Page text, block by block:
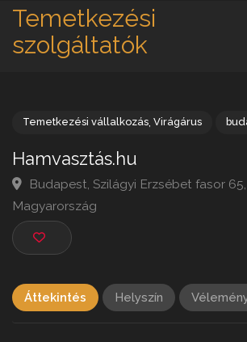
Temetkezési
szolgáltatók
Hamvasztás.hu
Budapest, Szilágyi Erzsébet fasor
Magyarország
Áttekintés Helyszín